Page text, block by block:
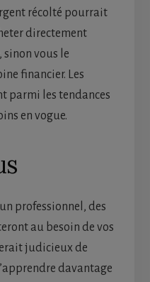
récolté pourrait
directement
vous le
financier. Les
parmi les tendances
en vogue.
professionnel, des
au besoin de vos
judicieux de
davantage